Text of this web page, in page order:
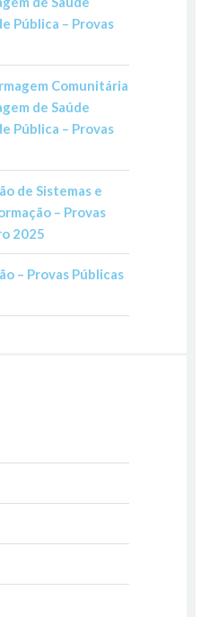
Pública – Provas
Comunitária
de Saúde
Pública – Provas
de Sistemas e
– Provas
2025
– Provas Públicas